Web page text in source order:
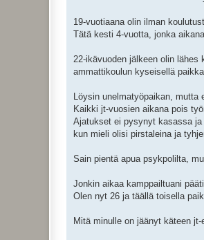
19-vuotiaana olin ilman
Tätä kesti 4-vuotta, jonka
22-ikävuoden jälkeen olin
ammattikoulun kyseisellä
Löysin unelmatyöpaikan, mutta
Kaikki jt-vuosien aikana pois
Ajatukset ei pysynyt kasassa
kun mieli olisi pirstaleina ja
Sain pientä apua psykpolilta,
Jonkin aikaa kamppailtuani
Olen nyt 26 ja täällä toisella
Mitä minulle on jäänyt käteen jt-